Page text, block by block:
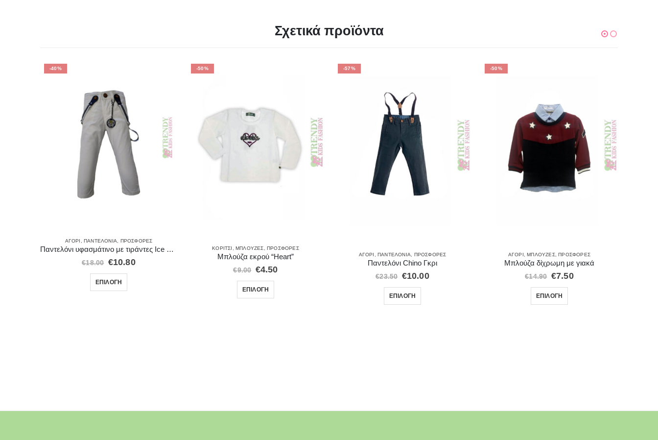
Σχετικά προϊόντα
-40%
ΑΓΌΡΙ ,ΠΑΝΤΕΛΌΝΙΑ ΠΡΟΣΦΟΡΈΣ
Παντελόνι υφασμάτινο με τιράντες Ice λευκο 20200
€18.00 €10.80
ΕΠΙΛΟΓΉ
-50%
ΚΟΡΊΤΣΙ ΜΠΛΟΎΖΕΣ ΠΡΟΣΦΟΡΈΣ
Μπλούζα εκρού “Heart”
€9.00 €4.50
ΕΠΙΛΟΓΉ
-57%
ΑΓΌΡΙ ,ΠΑΝΤΕΛΌΝΙΑ, ΠΡΟΣΦΟΡΈΣ
Παντελόνι Chino Γκρι
€23.50 €10.00
ΕΠΙΛΟΓΉ
-50%
ΑΓΌΡΙ,ΜΠΛΟΎΖΕΣ,ΠΡΟΣΦΟΡΈΣ
Μπλούζα δίχρωμη με γιακά
€14.90 €7.50
ΕΠΙΛΟΓΉ